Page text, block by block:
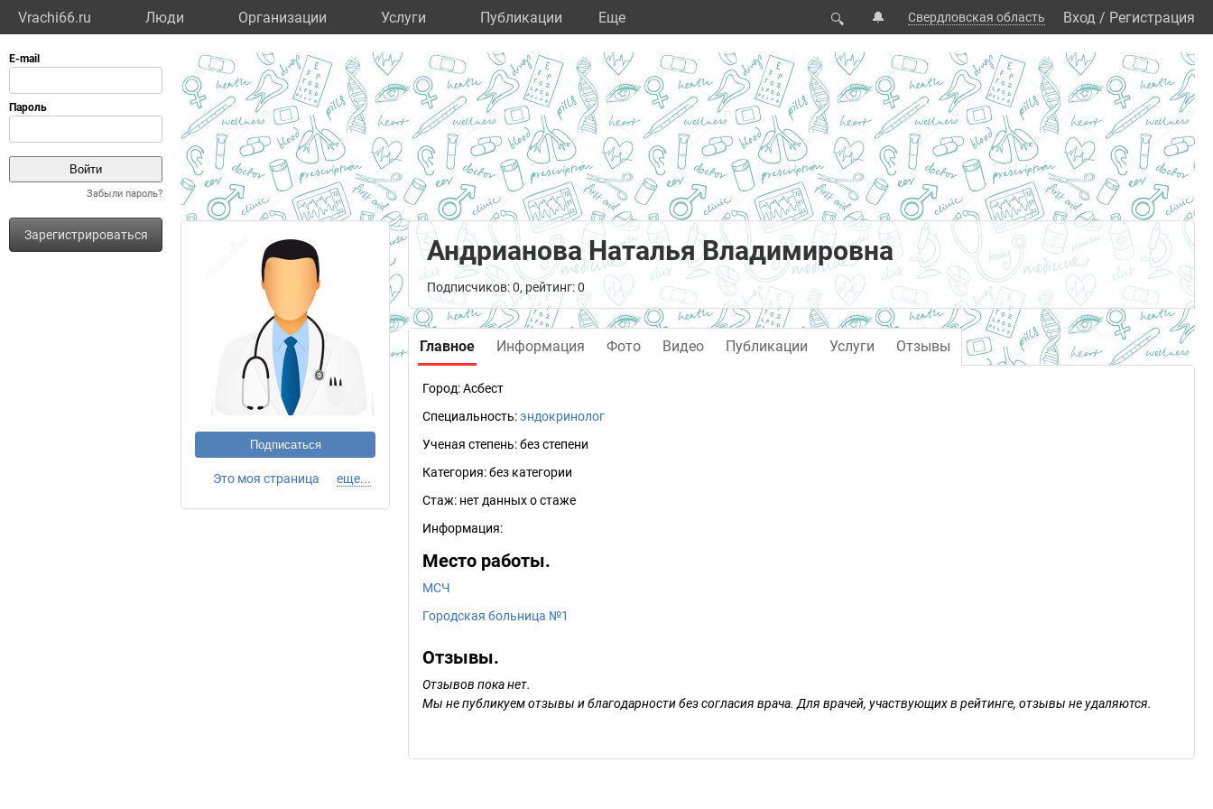
Vrachi66.ru Люди Организации Услуги Публикации Eще 🔍 🔔 Свердловская область Вход / Регистрация
Забыли пароль?
Зарегистрироваться
Подписаться
Это моя страница еще...
Андрианова Наталья Владимировна
Подписчиков: 0, рейтинг: 0
Главное Информация Фото Видео Публикации Услуги Отзывы
Город:Асбест
Специальность:эндокринолог
Ученая степень:без степени
Категория:без категории
Стаж: нет данных о стаже
Информация:
Место работы.
МСЧ
Городская больница №1
Отзывы.
Отзывов пока нет.
Мы не публикуем отзывы и благодарности без согласия врача. Для врачей, участвующих в рейтинге, отзывы не удаляются.